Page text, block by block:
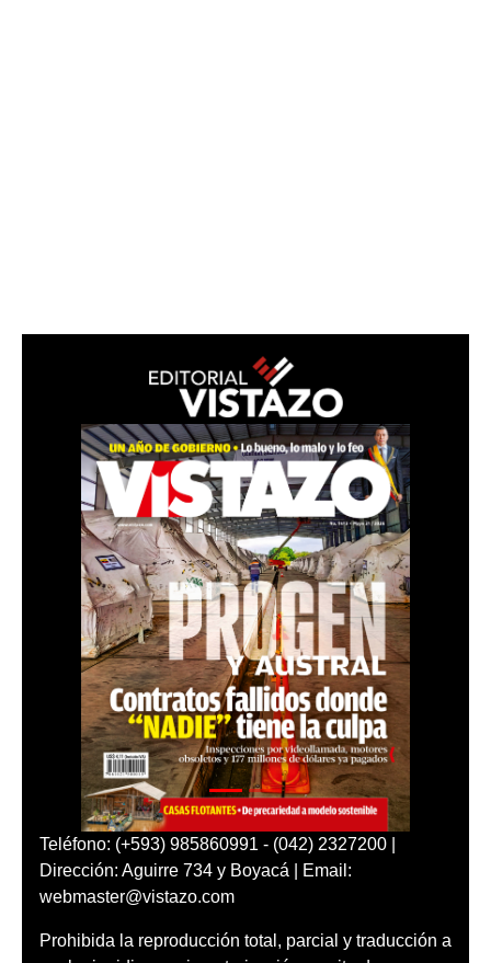
Teléfono: (+593) 985860991 - (042) 2327200 |
Dirección: Aguirre 734 y Boyacá | Email:
webmaster@vistazo.com
Prohibida la reproducción total, parcial y traducción a